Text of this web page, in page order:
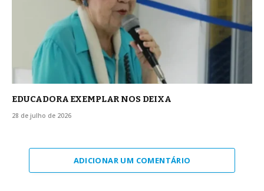
EDUCADORA EXEMPLAR NOS DEIXA
28 de julho de 2026
ADICIONAR UM COMENTÁRIO